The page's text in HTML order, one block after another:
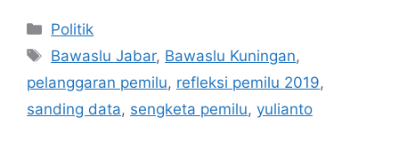
Kategori
Politik
Tag
Bawaslu Jabar, Bawaslu Kuningan,
pelanggaran pemilu, refleksi pemilu 2019,
sanding data, sengketa pemilu, yulianto